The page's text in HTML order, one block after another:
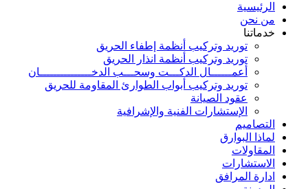
الرئيسية
من نحن
خدماتنا
توريد وتركيب أنظمة إطفاء الحريق
توريد وتركيب أنظمة انذار الحريق
أعمــــــال الدكـــت وسحـــب الدخـــــــــــــــان
توريد وتركيب أبواب الطوارئ المقاومة للحريق
عقود الصيانة
الإستشارات الفنية والإشرافية
التصاميم
لماذا البوارق
المقاولات
الاستشارات
ادارة المرافق